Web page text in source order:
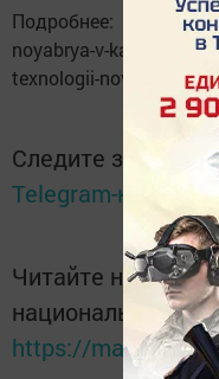
Подробнее: https://
noyabrya-v-kazani-
texnologii-novaya-
Следите за
Telegram-канале
Читайте новости
национальном
https://max.ru/